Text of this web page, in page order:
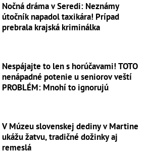
Nočná dráma v Seredi: Neznámy
útočník napadol taxikára! Prípad
prebrala krajská kriminálka
Nespájajte to len s horúčavami! TOTO
nenápadné potenie u seniorov veští
PROBLÉM: Mnohí to ignorujú
V Múzeu slovenskej dediny v Martine
ukážu žatvu, tradičné dožinky aj
remeslá